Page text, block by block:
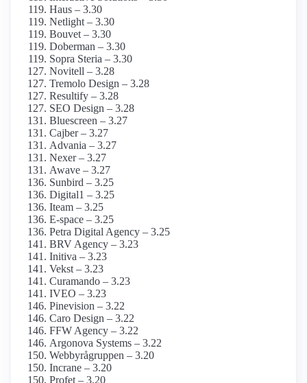
Haus – 3.30
Netlight – 3.30
Bouvet – 3.30
Doberman – 3.30
Sopra Steria – 3.30
Novitell – 3.28
Tremolo Design – 3.28
Resultify – 3.28
SEO Design – 3.28
Bluescreen – 3.27
Cajber – 3.27
Advania – 3.27
Nexer – 3.27
Awave – 3.27
Sunbird – 3.25
Digital1 – 3.25
Iteam – 3.25
E-space – 3.25
Petra Digital Agency – 3.25
BRV Agency – 3.23
Initiva – 3.23
Vekst – 3.23
Curamando – 3.23
IVEO – 3.23
Pinevision – 3.22
Caro Design – 3.22
FFW Agency – 3.22
Argonova Systems – 3.22
Webbyrågruppen – 3.20
Incrane – 3.20
Profet – 3.20